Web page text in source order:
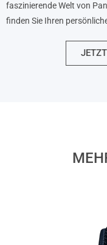
faszinierende Welt von
finden Sie Ihren